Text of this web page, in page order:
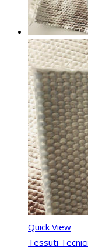
Quick View
Tessuti Tecnici